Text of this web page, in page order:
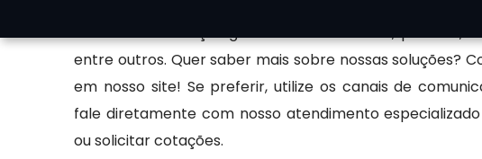
oferecendo serviços gerais como zeladoria, portaria,
entre outros. Quer saber mais sobre nossas soluções?
em nosso site! Se preferir, utilize os canais de
fale diretamente com nosso atendimento
ou solicitar cotações.